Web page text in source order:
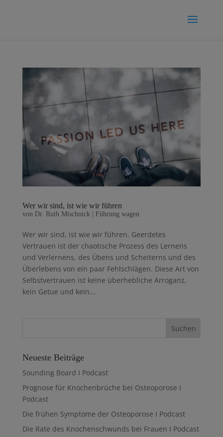
Wer wir sind, ist wie wir führen
von Dr. Ruth Mischnick Führung wagen
Wer wir sind, ist wie wir führen. Geerdetes
Vertrauen ist der chaotische Prozess des Lernens
und Verlernens, des Übens und Scheiterns und des
Überlebens von ein paar Fehlschlägen. Diese Art von
Selbstvertrauen ist keine überhebliche Arroganz,
kein Getue und kein...
Neueste Beiträge
Sounding Board I Podcast
Prognose für Knochenbrüche bei Osteoporose I
Podcast
Die frühen Symptome der Osteoporose I Podcast
Die Rate des Knochenschwunds bei Frauen I Podcast